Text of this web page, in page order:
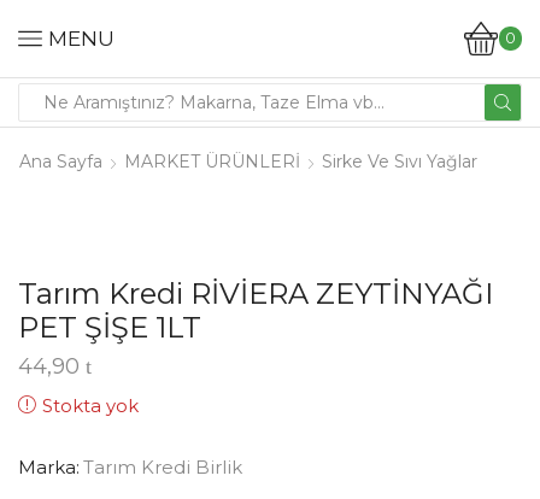
MENU 0
Ana Sayfa MARKET ÜRÜNLERİ Sirke Ve Sıvı Yağlar
Tarım Kredi RİVİERA ZEYTİNYAĞI
PET ŞİŞE 1LT
44,90
Stokta yok
Marka: Tarım Kredi Birlik